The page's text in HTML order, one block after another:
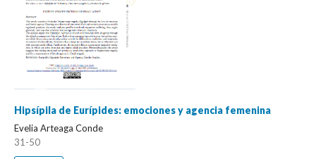
Hipsípila de Eurípides: emociones y agencia femenina
Evelia Arteaga Conde
31-50